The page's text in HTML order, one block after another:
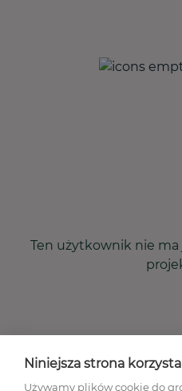
Ten użytkownik nie ma
Niniejsza strona
Używamy plików cookie do